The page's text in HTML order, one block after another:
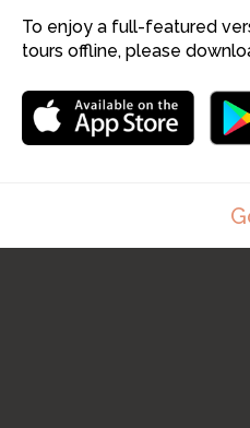
To enjoy a full-featured
tours offline, please